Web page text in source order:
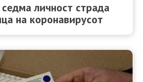
личност страда
на коронавирусот